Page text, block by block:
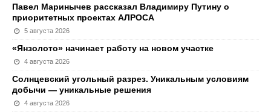
Павел Маринычев рассказал Владимиру Путину о
приоритетных проектах АЛРОСА
5 августа 2026
«Янзолото» начинает работу на новом участке
4 августа 2026
Солнцевский угольный разрез. Уникальным условиям
добычи — уникальные решения
4 августа 2026